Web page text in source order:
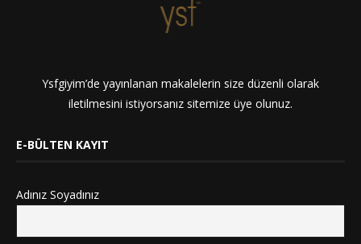
Ysfgiyim’de yayınlanan makalelerin size düzenli olarak
iletilmesini istiyorsanız sitemize üye olunuz.
E-BÜLTEN KAYIT
Adınız Soyadınız